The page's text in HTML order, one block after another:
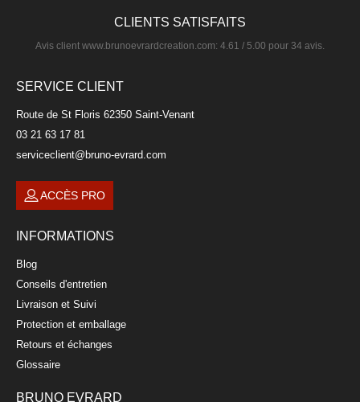
CLIENTS SATISFAITS
Avis client www.brunoevrardcreation.com: 4.61 / 5.00 pour 34 avis.
SERVICE CLIENT
Route de St Floris 62350 Saint-Venant
03 21 63 17 81
serviceclient@bruno-evrard.com
ACCÈS PRO
INFORMATIONS
Blog
Conseils d'entretien
Livraison et Suivi
Protection et emballage
Retours et échanges
Glossaire
BRUNO EVRARD